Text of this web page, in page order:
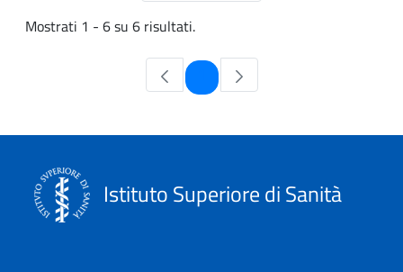
Mostrati 1 - 6 su 6 risultati.
Pagina
Istituto Superiore di Sanità